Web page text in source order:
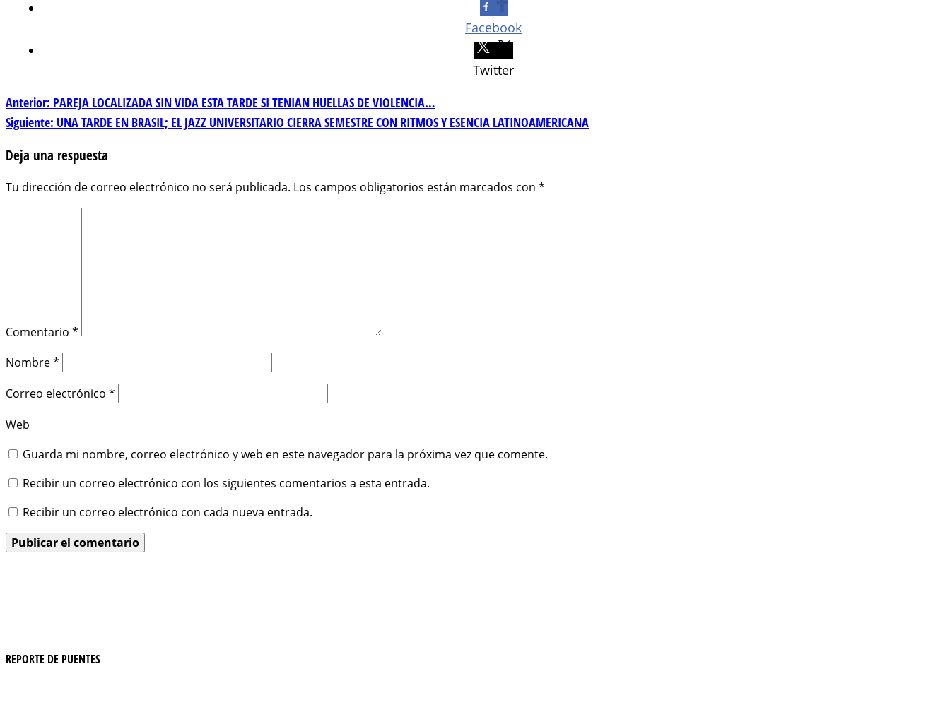
Facebook
Twitter
Navegación
de
entradas
Anterior: PAREJA LOCALIZADA SIN VIDA ESTA TARDE SI TENIAN HUELLAS DE VIOLENCIA…
Siguiente: UNA TARDE EN BRASIL; EL JAZZ UNIVERSITARIO CIERRA SEMESTRE CON RITMOS Y ESENCIA LATINOAMERICANA
Deja una respuesta
Tu dirección de correo electrónico no será publicada. Los campos obligatorios están marcados con *
Comentario *
Nombre*
Correo electrónico *
Web
Guarda mi nombre, correo electrónico y web en este navegador para la próxima vez que comente.
Recibir un correo electrónico con los siguientes comentarios a esta entrada.
Recibir un correo electrónico con cada nueva entrada.
REPORTE DE PUENTES